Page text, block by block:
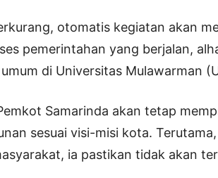
otomatis kegiatan akan
pemerintahan yang berjalan,
di Universitas Mulawarman
Samarinda akan tetap
sesuai visi-misi kota.
ia pastikan tidak akan